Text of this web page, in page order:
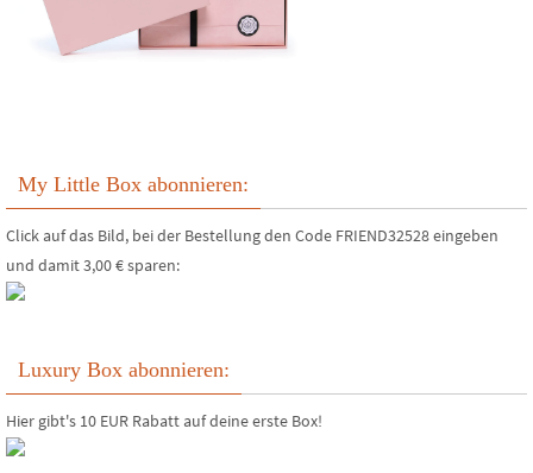
My Little Box abonnieren:
Click auf das Bild, bei der Bestellung den Code FRIEND32528 eingeben
und damit 3,00 € sparen:
Luxury Box abonnieren:
Hier gibt's 10 EUR Rabatt auf deine erste Box!